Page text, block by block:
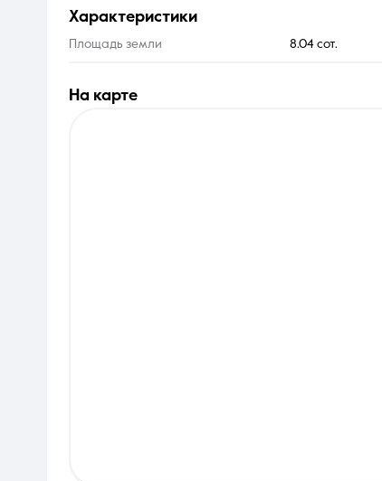
характеристики
Площадь земли 8.04 сот.
на карте